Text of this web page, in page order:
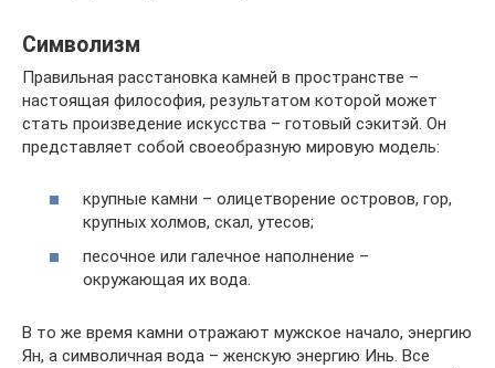
Символизм
Правильная расстановка камней в пространстве –
настоящая философия, результатом которой может
стать произведение искусства – готовый сэкитэй. Он
представляет собой своеобразную мировую модель:
крупные камни – олицетворение островов, гор,
крупных холмов, скал, утесов;
песочное или галечное наполнение –
окружающая их вода.
В то же время камни отражают мужское начало, энергию
Ян, а символичная вода – женскую энергию Инь. Все